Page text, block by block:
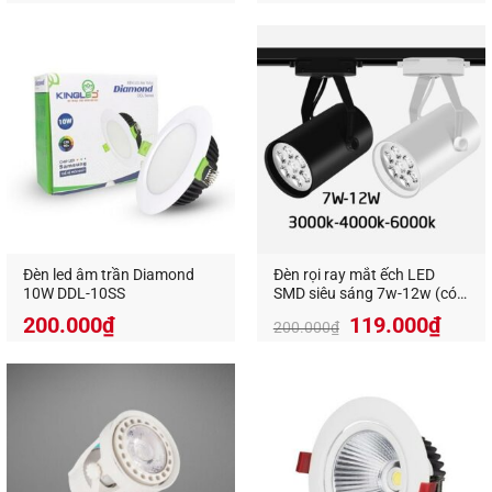
👜 Mở cửa từ 8h30 đến 19h00 tất cả các ngày
trong tuần ( Có chỗ đỗ ô tô)
Đèn led âm trần Diamond
10W DDL-10SS
200.000₫
Đèn rọi ray mắt ếch LED
SMD siêu sáng 7w-12w (có 3
200.000₫ 119.000₫